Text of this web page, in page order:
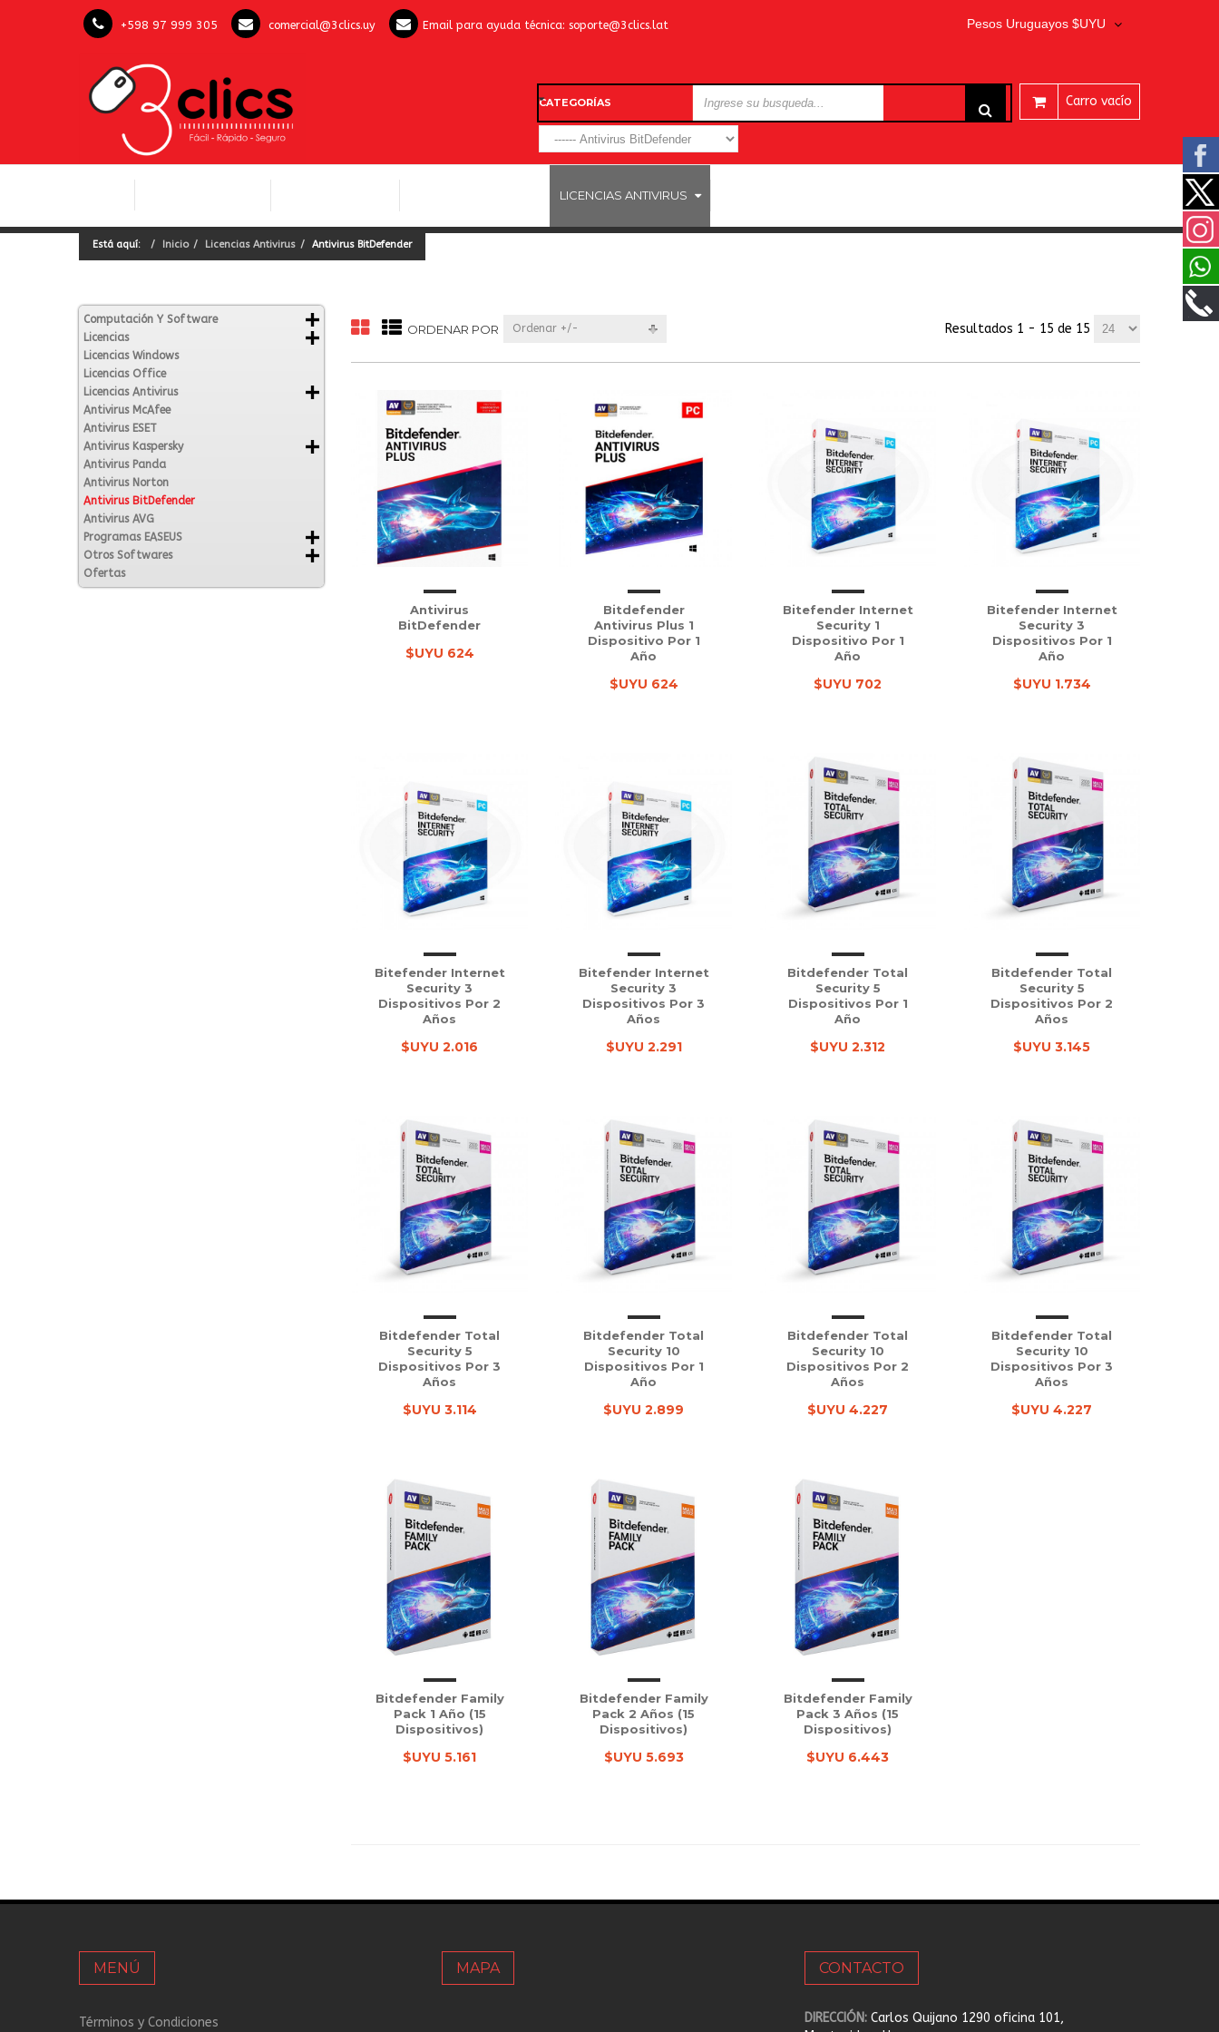
+598 97 999 305 comercial@3clics.uy Email para ayuda técnica: soporte@3clics.lat Pesos Uruguayos $UYU
Carro vacío
CATEGORÍAS
LICENCIAS ANTIVIRUS
Está aquí: Inicio Licencias Antivirus Antivirus BitDefender
Computación Y Software
Licencias
Licencias Windows
Licencias Office
Licencias Antivirus
Antivirus McAfee
Antivirus ESET
Antivirus Kaspersky
Antivirus Panda
Antivirus Norton
Antivirus BitDefender
Antivirus AVG
Programas EASEUS
Otros Softwares
Ofertas
ORDENAR POR Ordenar +/- Resultados 1 - 15 de 15
Antivirus
BitDefender
$UYU 624
Bitdefender
Antivirus Plus 1
Dispositivo Por 1
Año
$UYU 624
Bitefender Internet
Security 1
Dispositivo Por 1
Año
$UYU 702
Bitefender Internet
Security 3
Dispositivos Por 1
Año
$UYU 1.734
Bitefender Internet
Security 3
Dispositivos Por 2
Años
$UYU 2.016
Bitefender Internet
Security 3
Dispositivos Por 3
Años
$UYU 2.291
Bitdefender Total
Security 5
Dispositivos Por 1
Año
$UYU 2.312
Bitdefender Total
Security 5
Dispositivos Por 2
Años
$UYU 3.145
Bitdefender Total
Security 5
Dispositivos Por 3
Años
$UYU 3.114
Bitdefender Total
Security 10
Dispositivos Por 1
Año
$UYU 2.899
Bitdefender Total
Security 10
Dispositivos Por 2
Años
$UYU 4.227
Bitdefender Total
Security 10
Dispositivos Por 3
Años
$UYU 4.227
Bitdefender Family
Pack 1 Año (15
Dispositivos)
$UYU 5.161
Bitdefender Family
Pack 2 Años (15
Dispositivos)
$UYU 5.693
Bitdefender Family
Pack 3 Años (15
Dispositivos)
$UYU 6.443
MENÚ
Términos y Condiciones
MAPA CONTACTO
DIRECCIÓN: Carlos Quijano 1290 oficina 101,